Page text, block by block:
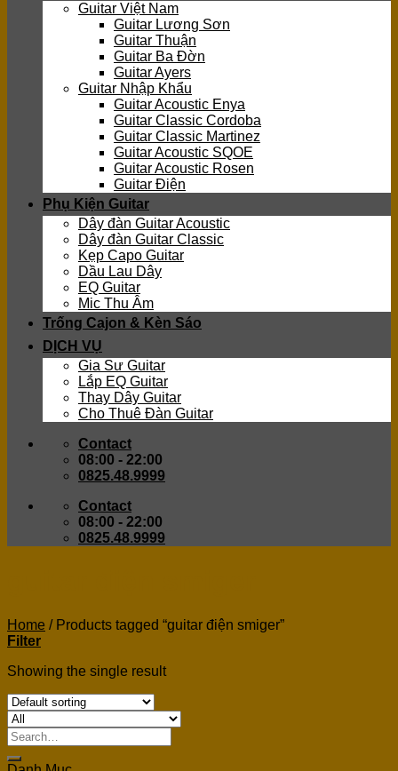
Guitar Việt Nam
Guitar Lương Sơn
Guitar Thuận
Guitar Ba Đờn
Guitar Ayers
Guitar Nhập Khẩu
Guitar Acoustic Enya
Guitar Classic Cordoba
Guitar Classic Martinez
Guitar Acoustic SQOE
Guitar Acoustic Rosen
Guitar Điện
Phụ Kiện Guitar
Dây đàn Guitar Acoustic
Dây đàn Guitar Classic
Kẹp Capo Guitar
Dầu Lau Dây
EQ Guitar
Mic Thu Âm
Trống Cajon & Kèn Sáo
DỊCH VỤ
Gia Sư Guitar
Lắp EQ Guitar
Thay Dây Guitar
Cho Thuê Đàn Guitar
Contact
08:00 - 22:00
0825.48.9999
Contact
08:00 - 22:00
0825.48.9999
Home /Products tagged “guitar điện smiger”
Filter
Showing the single result
Search
for: